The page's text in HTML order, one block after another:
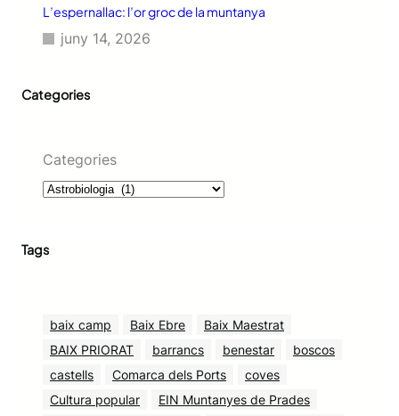
L’espernallac: l’or groc de la muntanya
juny 14, 2026
Categories
Categories
Tags
baix camp Baix Ebre
Baix Maestrat
BAIX PRIORAT
barrancs benestar
boscos
castells
Comarca dels Ports
coves
Cultura popular
EIN Muntanyes de Prades